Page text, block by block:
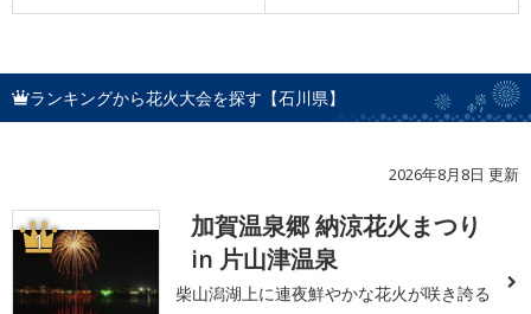
ランキングから花火大会を探す【石川県】
2026年8月8日 更新
1
加賀温泉郷 納涼花火まつり
in 片山津温泉
柴山潟湖上に連夜鮮やかな花火が咲き誇る